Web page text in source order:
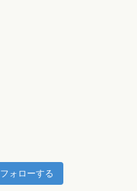
フォローする